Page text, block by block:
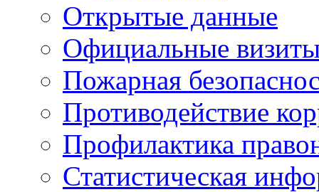
Открытые данные
Официальные
Пожарная
Противодействие
Профилактика
Статистическая